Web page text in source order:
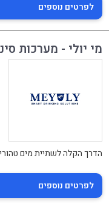
לפרטים נוספים
מי יולי - מערכות
הדרך הקלה לשתיית מים
לפרטים נוספים